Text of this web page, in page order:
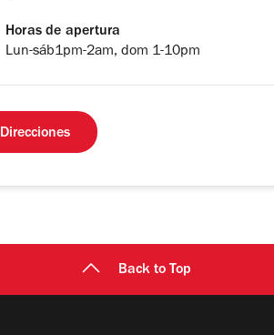
Horas de apertura
Lun-sáb1pm-2am, dom 1-10pm
Direcciones
Back to Top